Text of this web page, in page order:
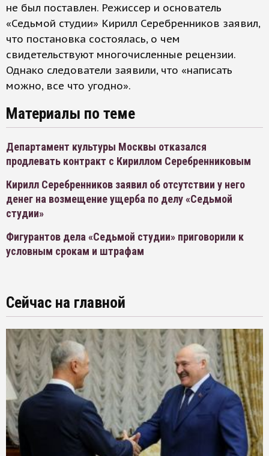
не был поставлен. Режиссер и основатель
«Седьмой студии» Кирилл Серебренников заявил,
что постановка состоялась, о чем
свидетельствуют многочисленные рецензии.
Однако следователи заявили, что «написать
можно, все что угодно».
Материалы по теме
Департамент культуры Москвы отказался
продлевать контракт с Кириллом Серебренниковым
Кирилл Серебренников заявил об отсутствии у него
денег на возмещение ущерба по делу «Седьмой
студии»
Фигурантов дела «Седьмой студии» приговорили к
условным срокам и штрафам
Сейчас на главной